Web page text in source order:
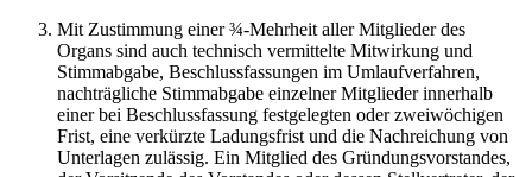
Mit Zustimmung einer ¾-Mehrheit aller Mitglieder des
Organs sind auch technisch vermittelte Mitwirkung und
Stimmabgabe, Beschlussfassungen im Umlaufverfahren,
nachträgliche Stimmabgabe einzelner Mitglieder innerhalb
einer bei Beschlussfassung festgelegten oder zweiwöchigen
Frist, eine verkürzte Ladungsfrist und die Nachreichung von
Unterlagen zulässig. Ein Mitglied des Gründungsvorstandes,